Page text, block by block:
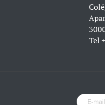
Tel